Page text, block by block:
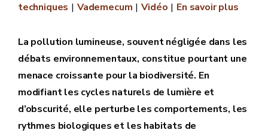
techniques
Vademecum Vidéo En savoir plus
La pollution lumineuse, souvent négligée dans les
débats environnementaux, constitue pourtant une
menace croissante pour la biodiversité. En
modifiant les cycles naturels de lumière et
d’obscurité, elle perturbe les comportements, les
rythmes biologiques et les habitats de